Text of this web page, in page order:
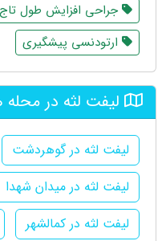
جراحی افزایش طول
ارتودنسی پیشگیری
لیفت لثه در
لیفت لثه در گوهردشت
لیفت لثه در میدان شهدا
لیفت لثه در کمالشهر